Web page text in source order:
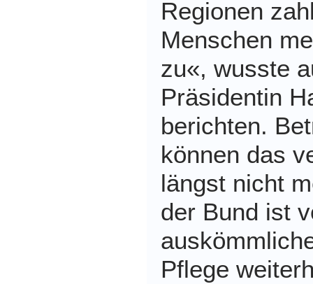
Regionen
Menschen
zu«, wusste
Präsidentin
berichten.
können das
längst nicht
der Bund ist
Pflege